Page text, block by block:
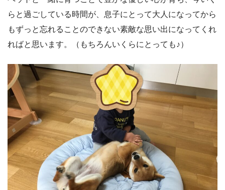
らと過ごしている時間が、息子にとって大人になってから
もずっと忘れることのできない素敵な思い出になってくれ
ればと思います。（もちろんいくらにとっても♪）